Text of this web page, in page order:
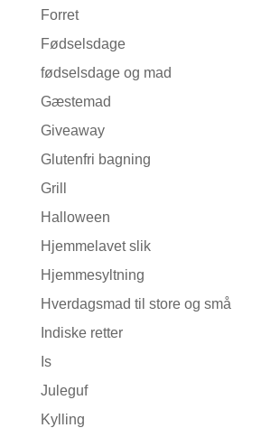
Forret
Fødselsdage
fødselsdage og mad
Gæstemad
Giveaway
Glutenfri bagning
Grill
Halloween
Hjemmelavet slik
Hjemmesyltning
Hverdagsmad til store og små
Indiske retter
Is
Juleguf
Kylling